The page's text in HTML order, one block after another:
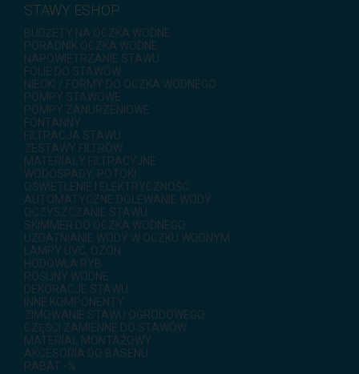
STAWY ESHOP
BUDŻETY NA OCZKA WODNE
PORADNIK OCZKA WODNE
NAPOWIETRZANIE STAWU
FOLIE DO STAWÓW
NIECKI / FORMY DO OCZKA WODNEGO
POMPY STAWOWE
POMPY ZANURZENIOWE
FONTANNY
FILTRACJA STAWU
ZESTAWY FILTRÓW
MATERIAŁY FILTRACYJNE
WODOSPADY, POTOKI
OŚWIETLENIE I ELEKTRYCZNOŚĆ
AUTOMATYCZNE DOLEWANIE WODY
OCZYSZCZANIE STAWU
SKIMMER DO OCZKA WODNEGO
UZDATNIANIE WODY W OCZKU WODNYM
LAMPY UVC, OZON
HODOWLA RYB
ROŚLINY WODNE
DEKORACJE STAWU
INNE KOMPONENTY
ZIMOWANIE STAWU OGRODOWEGO
CZĘŚCI ZAMIENNE DO STAWÓW
MATERIAŁ MONTAŻOWY
AKCESORIA DO BASENU
RABAT -%